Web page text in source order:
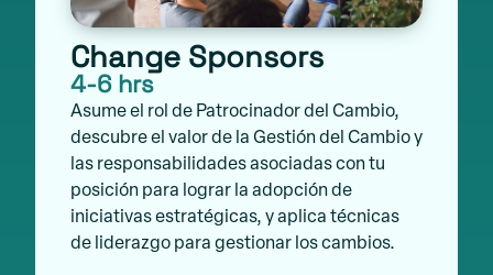
Change Sponsors
4-6 hrs
Asume el rol de Patrocinador del Cambio,
descubre el valor de la Gestión del Cambio y
las responsabilidades asociadas con tu
posición para lograr la adopción de
iniciativas estratégicas, y aplica técnicas
de liderazgo para gestionar los cambios.